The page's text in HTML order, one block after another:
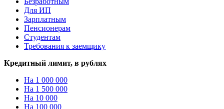
Для ИП
Зарплатным
Пенсионерам
Студентам
Требования к заемщику
Кредитный лимит, в рублях
На 1 000 000
На 1 500 000
На 10 000
На 100 000